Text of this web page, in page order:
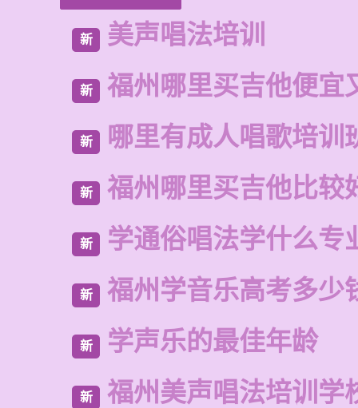
新 美声唱法培训
新 福州哪里买吉他便宜
新 哪里有成人唱歌培训
新 福州哪里买吉他比较
新 学通俗唱法学什么专
新 福州学音乐高考多少
新 学声乐的最佳年龄
新 福州美声唱法培训学